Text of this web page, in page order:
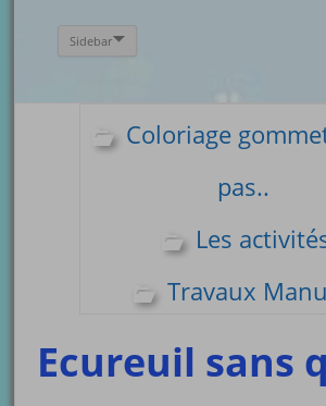
Sidebar
Coloriage
pas..
Les
Travaux
Ecureuil sans